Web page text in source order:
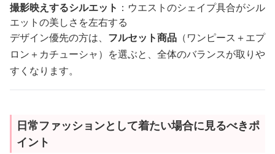
撮影映えするシルエット ：ウエストのシェイプ具合がシル
エットの美しさを左右する
デザイン優先の方は、 フルセット商品 （ワンピース＋エプ
ロン＋カチューシャ）を選ぶと、全体のバランスが取りや
すくなります。
日常ファッションとして着たい場合に見るべきポ
イント